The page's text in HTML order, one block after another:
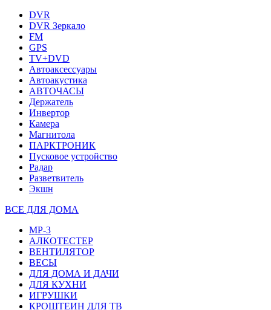
DVR
DVR Зеркало
FM
GPS
TV+DVD
Автоаксессуары
Автоакустика
АВТОЧАСЫ
Держатель
Инвертор
Камера
Магнитола
ПАРКТРОНИК
Пусковое устройство
Радар
Разветвитель
Экшн
ВСЕ ДЛЯ ДОМА
MP-3
АЛКОТЕСТЕР
ВЕНТИЛЯТОР
ВЕСЫ
ДЛЯ ДОМА И ДАЧИ
ДЛЯ КУХНИ
ИГРУШКИ
КРОШТЕИН ДЛЯ ТВ